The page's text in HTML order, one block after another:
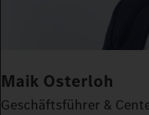
Maik Osterloh
Geschäftsführer &